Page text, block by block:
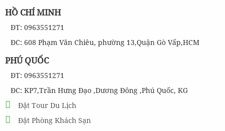
HỒ CHÍ MINH
ĐT: 0963551271
ĐC: 608 Phạm Văn Chiêu, phường 13,Quận Gò Vấp,HCM
PHÚ QUỐC
ĐT: 0963551271
ĐC: KP7,Trần Hưng Đạo ,Dương Đông ,Phú Quốc, KG
Đặt Tour Du Lịch
Đặt Phòng Khách Sạn